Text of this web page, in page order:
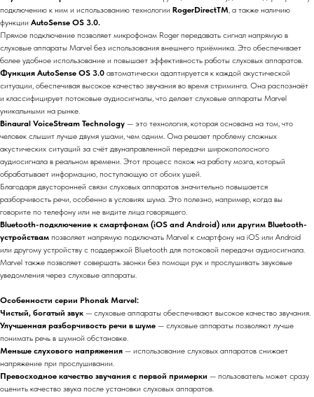
подключению к ним и использованию технологии RogerDirectTM, а также наличию
функции AutoSense OS 3.0.
Прямое подключение позволяет микрофонам Roger передавать сигнал напрямую в
слуховые аппараты Marvel без использования внешнего приёмника. Это обеспечивает
более удобное использование и повышает эффективность работы слуховых аппаратов.
Функция AutoSense OS 3.0 автоматически адаптируется к каждой акустической
ситуации, обеспечивая высокое качество звучания во время стриминга. Она распознаёт
и классифицирует потоковые аудиосигналы, что делает слуховые аппараты Marvel
уникальными на рынке.
Binaural VoiceStream Technology — это технология, которая основана на том, что
человек слышит лучше двумя ушами, чем одним. Она решает проблему сложных
акустических ситуаций за счёт двунаправленной передачи широкополосного
аудиосигнала в реальном времени. Этот процесс похож на работу мозга, который
обрабатывает информацию, поступающую от обоих ушей.
Благодаря двусторонней связи слуховых аппаратов значительно повышается
разборчивость речи, особенно в условиях шума. Это полезно, например, когда вы
говорите по телефону или не видите лица говорящего.
Bluetooth-подключение к смартфонам (iOS and Android) или другим Bluetooth-
устройствам позволяет напрямую подключать Marvel к смартфону на iOS или Android
или другому устройству с поддержкой Bluetooth для потоковой передачи аудиосигнала.
Marvel также позволяет совершать звонки без помощи рук и прослушивать звуковые
уведомления через слуховые аппараты.
Особенности серии Phonak Marvel:
Чистый, богатый звук — слуховые аппараты обеспечивают высокое качество звучания.
Улучшенная разборчивость речи в шуме — слуховые аппараты позволяют лучше
понимать речь в шумной обстановке.
Меньше слухового напряжения — использование слуховых аппаратов снижает
напряжение при прослушивании.
Превосходное качество звучания с первой примерки — пользователь может сразу
оценить качество звука после установки слуховых аппаратов.